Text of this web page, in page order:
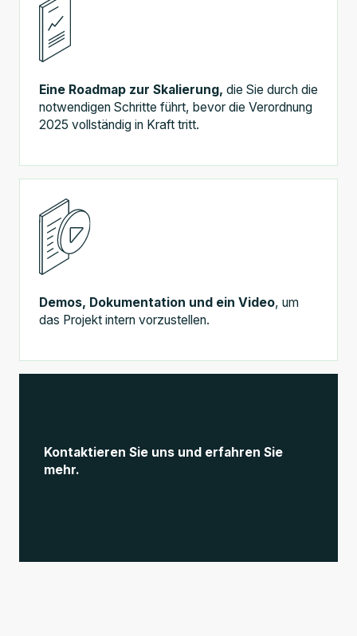
Eine Roadmap zur Skalierung, die Sie durch die
notwendigen Schritte führt, bevor die Verordnung
2025 vollständig in Kraft tritt.
Demos, Dokumentation und ein Video, um
das Projekt intern vorzustellen.
Kontaktieren Sie uns und erfahren Sie
mehr.